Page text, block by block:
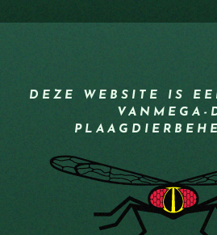
DEZE WEBSITE IS
VAN MEGA-